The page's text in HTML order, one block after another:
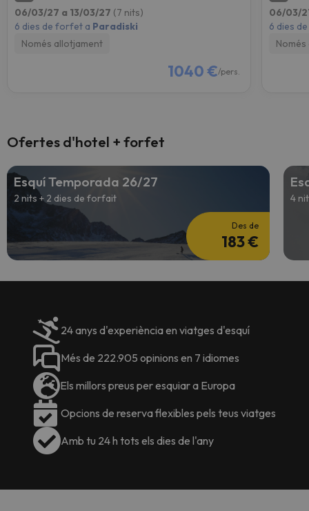
06/03/27 a 13/03/27 (7 nits)
6 dies de forfet a Paradiski
Només allotjament
1040 €/pers.
06/03/
6 dies
Ofertes d'hotel + forfet
Esquí Temporada 26/27
2 nits + 2 dies de forfait
Des de
183 €
4
24 anys d'experiència en viatges d'esquí
Més de 222.905 opinions en 7 idiomes
Els millors preus per esquiar a Europa
Opcions de reserva flexibles pels teus viatges
Amb tu 24 h tots els dies de l'any